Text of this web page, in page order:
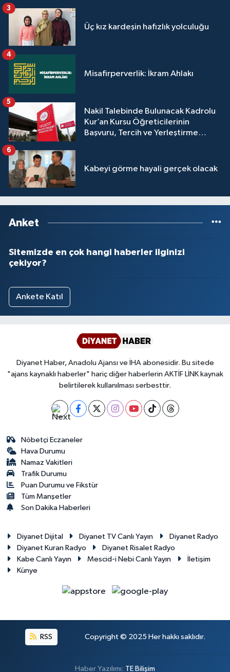
Üç kız kardeşin hafızlık yolculuğu
3
Misafirperverlik: İkram Ahlakı
4
Nakil Talebinde Bulunacak Kadrolu
Kur’an Kursu Öğreticilerinin
Başvuru, Tercih ve Yerleştirme
5
Kabeyi görme hayali gerçek olacak
6
Anket
Sitemizde en çok hangi haberler ilginizi
çekiyor?
Ankete Katıl
Diyanet Haber, Anadolu Ajansı ve İHA abonesidir. Bu sitede
"ajans kaynaklı haberler" hariç diğer haberlerin AKTİF LİNK kaynak
belirtilerek kullanılması serbesttir.
Nöbetçi Eczaneler
Hava Durumu
Namaz Vakitleri
Trafik Durumu
Puan Durumu ve Fikstür
Tüm Manşetler
Son Dakika Haberleri
Diyanet Dijital Diyanet TV Canlı Yayın
Diyanet Radyo
Diyanet Kuran Radyo
Diyanet Risalet Radyo
Kabe Canlı Yayın
Mescid-i Nebi Canlı Yayın
İletişim
Künye
RSS Copyright © 2025 Her hakkı saklıdır.
Haber Yazılımı: TE Bilişim
Yozgat Müftülüğü
Zonguldak Müftülüğü